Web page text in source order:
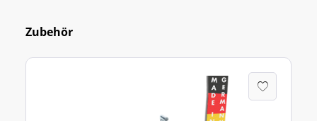
Zubehör